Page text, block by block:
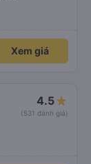
Xem giá
4.5
(531 đánh giá)